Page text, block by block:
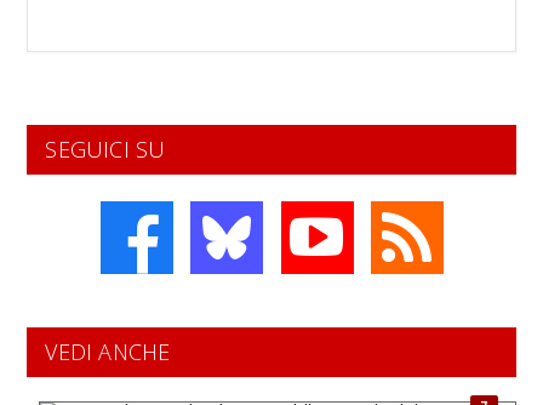
SEGUICI SU
VEDI ANCHE